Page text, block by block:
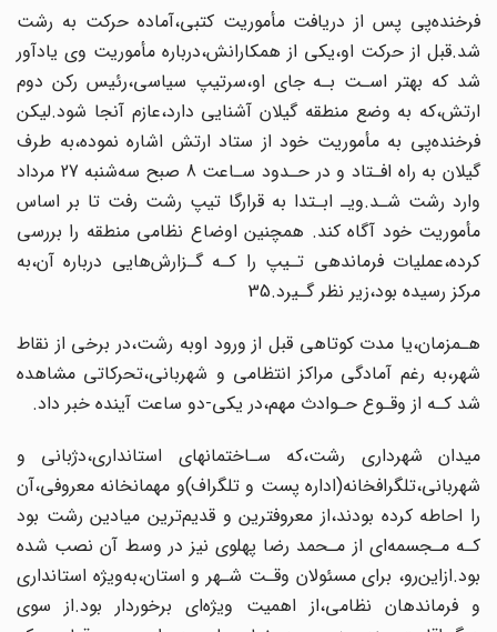
فرخنده‌پی‌ پس از دریافت مأموریت کتبی،آماده‌ حرکت‌ به رشت‌
شد‌.قبل‌ از حرکت او،یکی‌‌ از همکارانش،درباره مأموریت وی یادآور
شد که بهتر اسـت بـه جای او،سرتیپ سیاسی‌،رئیس‌‌ رکن دوم
ارتش،که به وضع‌ منطقه‌ گیلان‌ آشنایی‌ دارد‌،عازم آنجا شود‌.لیکن‌
فرخنده‌پی به‌ مأموریت خود از ستاد ارتش اشاره نموده،به طرف
گیلان به راه افـتاد و در‌ حـدود‌ سـاعت‌ 8 صبح‌ سه‌شنبه 27 مرداد
وارد رشت شـد‌.ویـ‌ ابـتدا‌ به‌ قرارگا‌ تیپ‌ رشت رفت تا بر اساس
مأموریت خود آگاه کند. همچنین اوضاع نظامی منطقه را بررسی
کرده،عملیات فرماندهی تـیپ را کـه گـزارش‌هایی‌ درباره آن،به
مرکز رسیده‌ بود،زیر نظر گـیرد.35
هـمزمان،یا مدت کوتاهی قبل از ورود اوبه رشت،در برخی از نقاط
شهر،به رغم آمادگی‌ مراکز انتظامی و شهربانی،تحرکاتی مشاهده
شد کـه‌ از‌ وقـوع حـوادث مهم،در یکی-دو ساعت‌ آینده خبر داد.
میدان شهرداری رشت،که سـاختمانهای استانداری،دژبانی و
شهربانی،تلگرافخانه(اداره‌ پست و تلگراف)و مهمانخانه معروفی،آن
را احاطه کرده بودند‌،از‌ معروفترین و قدیم‌ترین‌ میادین رشت بود
کـه مـجسمه‌ای از مـحمد رضا پهلوی نیز در وسط آن نصب شده
بود.ازاین‌رو، برای مسئولان وقـت شـهر‌ و استان‌،به‌ویژه استانداری
و فرماندهان نظامی،از‌ اهمیت‌ ویژه‌ای‌ برخوردار بود.از سوی